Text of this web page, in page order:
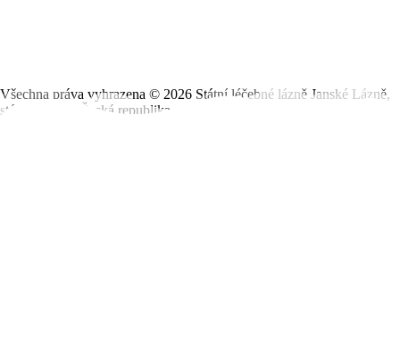
Všechna práva vyhrazena © 2026 Státní léčebné lázně Janské Lázně,
státní podnik, Česká republika